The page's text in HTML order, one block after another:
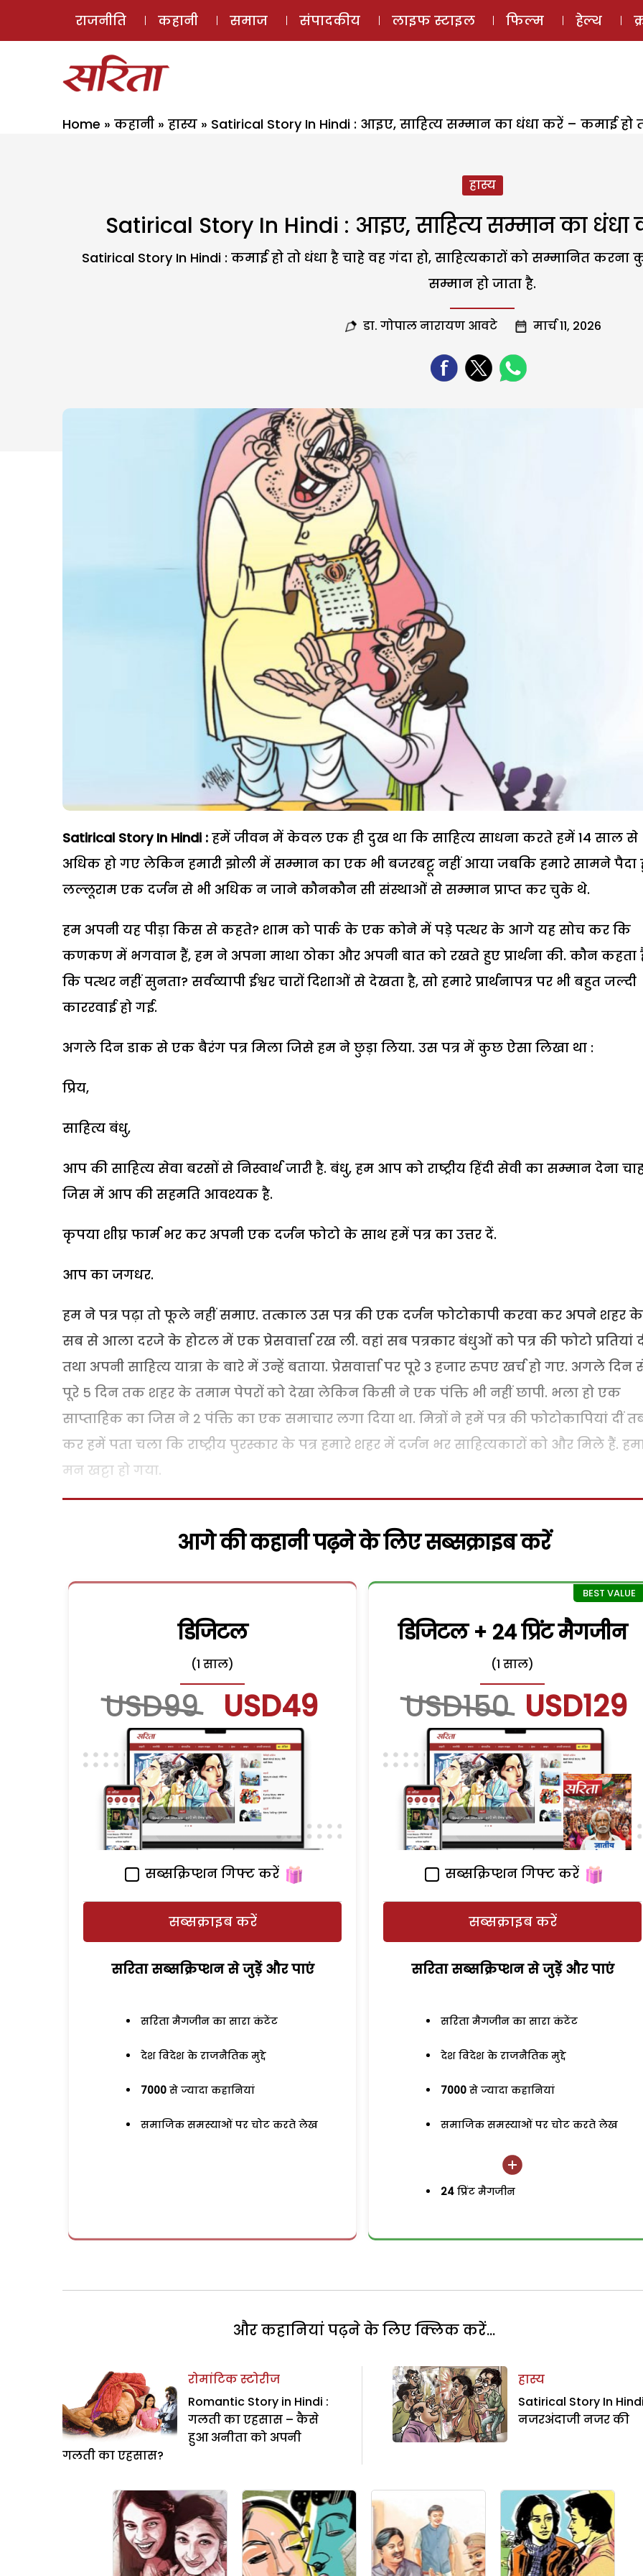
ई-मैगज़ीन
राजनीति कहानी समाज संपादकीय लाइफ स्टाइल फिल्म हेल्थ
Home » कहानी » हास्य » Satirical Story In Hindi : आइए, साहित्य सम्मान का धंधा करें – कमाई हो
हास्य
Satirical Story In Hindi : आइए, साहित्य सम्मान का धंधा
Satirical Story In Hindi : कमाई हो तो धंधा है चाहे वह गंदा हो, साहित्यकारों को सम्मानित
सम्मान हो जाता है.
डा. गोपाल नारायण आवटे मार्च 11, 2026
Satirical Story In Hindi : हमें जीवन में केवल एक ही दुख था कि साहित्य साधना करते हमें 14 साल से
अधिक हो गए लेकिन हमारी झोली में सम्मान का एक भी बजरबट्टू नहीं आया जबकि हमारे सामने पैदा
लल्लूराम एक दर्जन से भी अधिक न जाने कौनकौन सी संस्थाओं से सम्मान प्राप्त कर चुके थे.
हम अपनी यह पीड़ा किस से कहते? शाम को पार्क के एक कोने में पड़े पत्थर के आगे यह सोच कर कि
कणकण में भगवान हैं, हम ने अपना माथा ठोका और अपनी बात को रखते हुए प्रार्थना की. कौन कहता
कि पत्थर नहीं सुनता? सर्वव्यापी ईश्वर चारों दिशाओं से देखता है, सो हमारे प्रार्थनापत्र पर भी बहुत जल्दी
काररवाई हो गई.
अगले दिन डाक से एक बैरंग पत्र मिला जिसे हम ने छुड़ा लिया. उस पत्र में कुछ ऐसा लिखा था :
प्रिय,
साहित्य बंधु,
आप की साहित्य सेवा बरसों से निस्वार्थ जारी है. बंधु, हम आप को राष्ट्रीय हिंदी सेवी का सम्मान देना
जिस में आप की सहमति आवश्यक है.
कृपया शीघ्र फार्म भर कर अपनी एक दर्जन फोटो के साथ हमें पत्र का उत्तर दें.
आप का जगधर.
हम ने पत्र पढ़ा तो फूले नहीं समाए. तत्काल उस पत्र की एक दर्जन फोटोकापी करवा कर अपने शहर के
सब से आला दरजे के होटल में एक प्रेसवार्त्ता रख ली. वहां सब पत्रकार बंधुओं को पत्र की फोटो प्रतियां
तथा अपनी साहित्य यात्रा के बारे में उन्हें बताया. प्रेसवार्त्ता पर पूरे 3 हजार रुपए खर्च हो गए. अगले दिन
पूरे 5 दिन तक शहर के तमाम पेपरों को देखा लेकिन किसी ने एक पंक्ति भी नहीं छापी. भला हो एक
साप्ताहिक का जिस ने 2 पंक्ति का एक समाचार लगा दिया था. मित्रों ने हमें पत्र की फोटोकापियां दीं
कर हमें पता चला कि राष्ट्रीय पुरस्कार के पत्र हमारे शहर में दर्जन भर साहित्यकारों को और मिले हैं.
मन खट्टा हो गया.
आगे की कहानी पढ़ने के लिए सब्सक्राइब करें
डिजिटल
(1 साल)
USD99 USD49
सब्सक्रिप्शन गिफ्ट करें
सब्सक्राइब करें
सरिता सब्सक्रिप्शन से जुड़ेें और पाएं
सरिता मैगजीन का सारा कंटेंट
देश विदेश के राजनैतिक मुद्दे
7000 से ज्यादा कहानियां
समाजिक समस्याओं पर चोट करते लेख
डिजिटल + 24 प्रिंट मैगजीन
(1 साल)
USD150 USD129
सब्सक्रिप्शन गिफ्ट करें
सब्सक्राइब करें
सरिता सब्सक्रिप्शन से जुड़ेें और पाएं
सरिता मैगजीन का सारा कंटेंट
देश विदेश के राजनैतिक मुद्दे
7000 से ज्यादा कहानियां
समाजिक समस्याओं पर चोट करते लेख
24 प्रिंट मैगजीन
और कहानियां पढ़ने के लिए क्लिक करें...
रोमांटिक स्टोरीज
Romantic Story in Hindi :
गलती का एहसास – कैसे
हुआ अनीता को अपनी
गलती का एहसास?
हास्य
Satirical Story In
नजरअंदाजी नजर की